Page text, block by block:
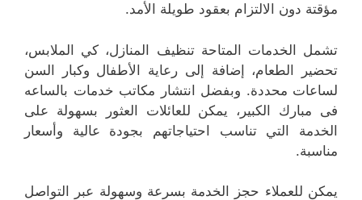
مؤقتة دون الالتزام بعقود طويلة الأمد.
تشمل الخدمات المتاحة تنظيف المنازل، كي الملابس،
تحضير الطعام، إضافة إلى رعاية الأطفال وكبار السن
لساعات محددة. وبفضل انتشار مكاتب خدمات بالساعه
فى مبارك الكبير، يمكن للعائلات العثور بسهولة على
الخدمة التي تناسب احتياجاتهم بجودة عالية وأسعار
مناسبة.
يمكن للعملاء حجز الخدمة بسرعة وسهولة عبر التواصل